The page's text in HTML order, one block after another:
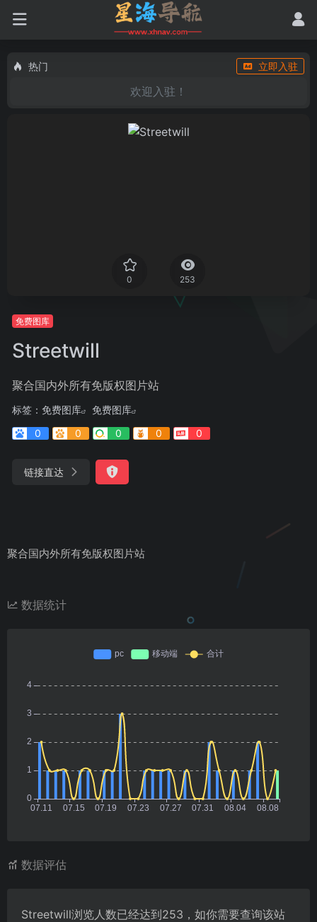
热门 立即入驻
欢迎入驻！
0 253
免费图库
Streetwill
聚合国内外所有免版权图片站
标签： 免费图库
免费图库
0
0 0 0 0
链接直达
聚合国内外所有免版权图片站
数据统计
数据评估
Streetwill浏览人数已经达到253，如你需要查询该站